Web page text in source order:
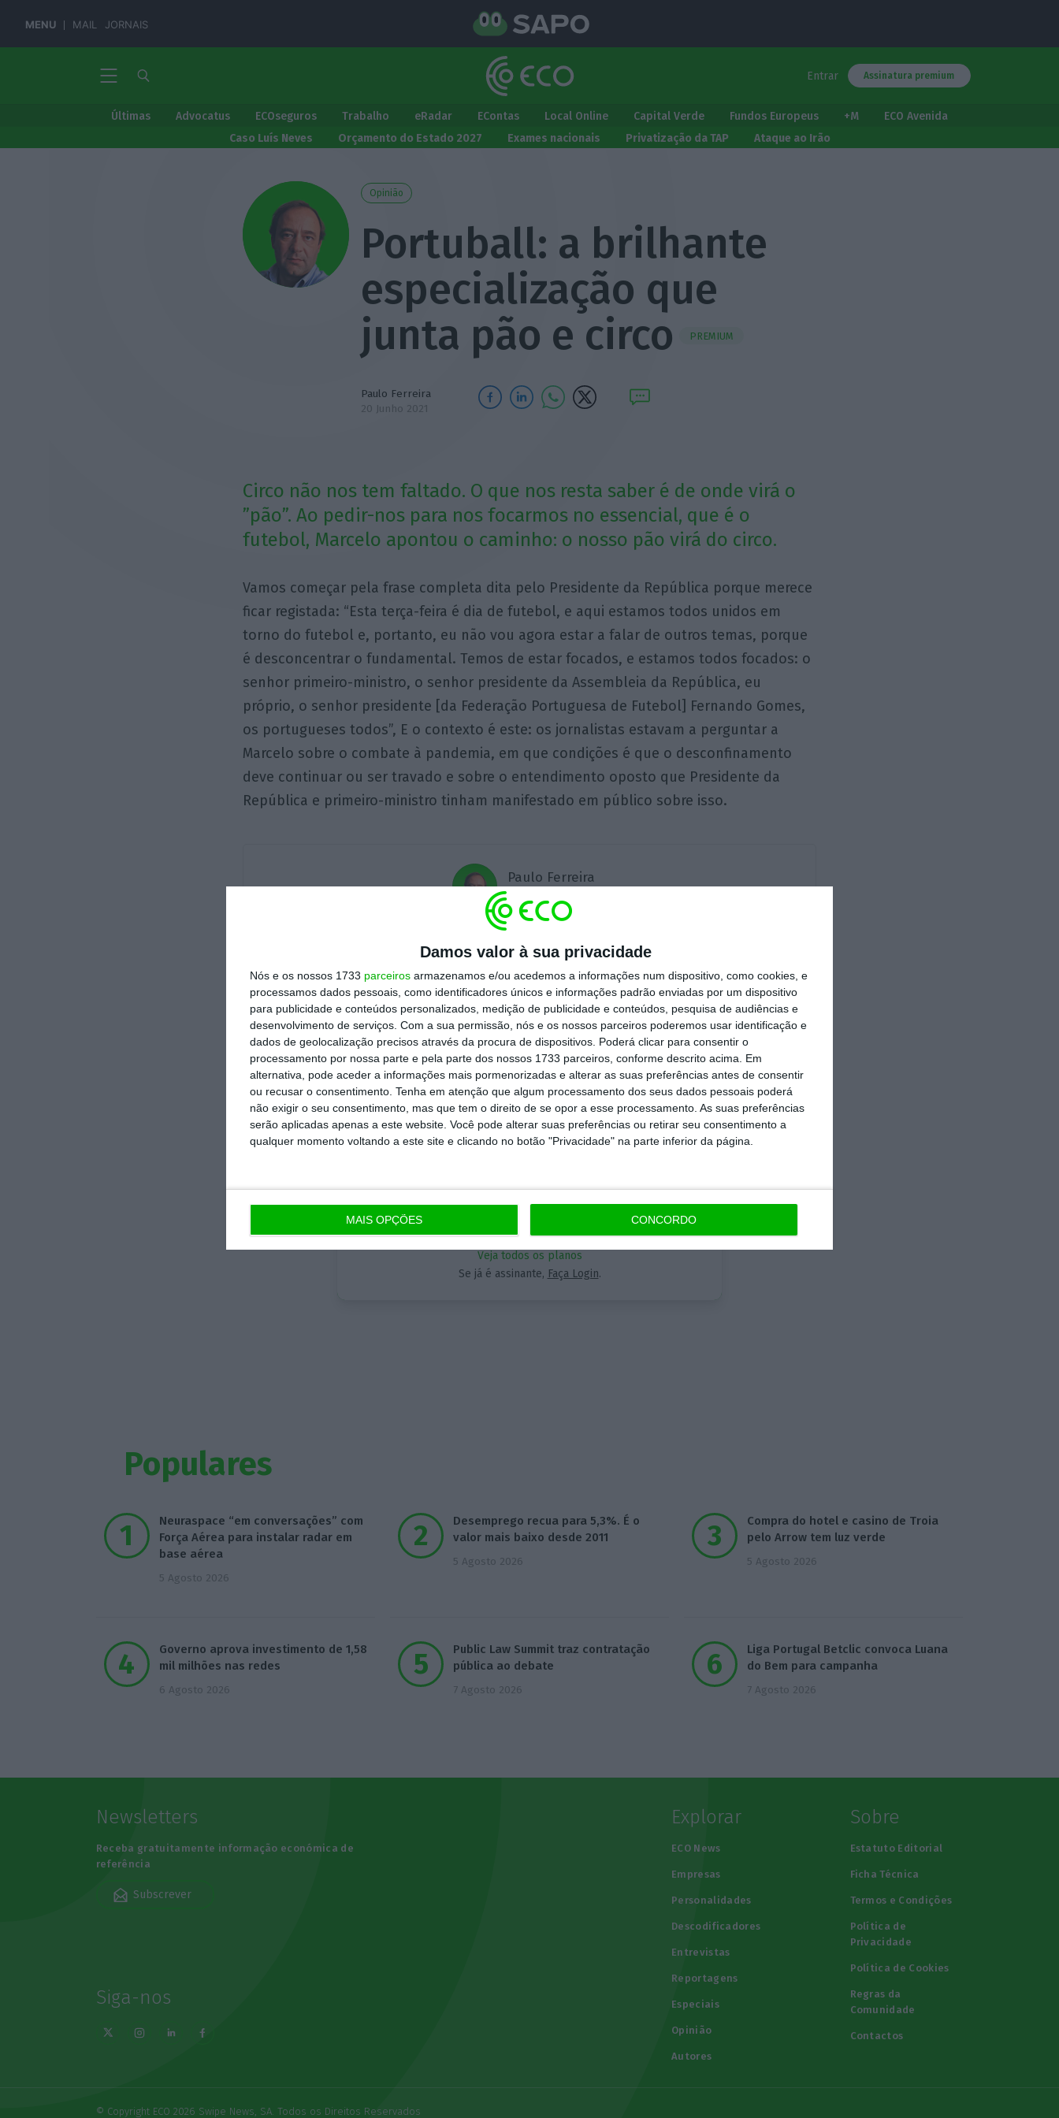
Damos valor à sua privacidade
Nós e os nossos 1733 parceiros armazenamos e/ou acedemos a informações num dispositivo, como cookies, e
processamos dados pessoais, como identificadores únicos e informações padrão enviadas por um dispositivo
para publicidade e conteúdos personalizados, medição de publicidade e conteúdos, pesquisa de audiências e
desenvolvimento de serviços. Com a sua permissão, nós e os nossos parceiros poderemos usar identificação e
dados de geolocalização precisos através da procura de dispositivos. Poderá clicar para consentir o
processamento por nossa parte e pela parte dos nossos 1733 parceiros, conforme descrito acima. Em
alternativa, pode aceder a informações mais pormenorizadas e alterar as suas preferências antes de consentir
ou recusar o consentimento. Tenha em atenção que algum processamento dos seus dados pessoais poderá
não exigir o seu consentimento, mas que tem o direito de se opor a esse processamento. As suas preferências
serão aplicadas apenas a este website. Você pode alterar suas preferências ou retirar seu consentimento a
qualquer momento voltando a este site e clicando no botão "Privacidade" na parte inferior da página.
MAIS OPÇÕES CONCORDO
MENU MAIL JORNAIS
Entrar Assinatura premium
Últimas Advocatus ECOseguros Trabalho eRadar EContas Local Online Capital Verde Fundos Europeus +M
ECO Avenida
Caso Luís Neves
Orçamento do Estado 2027 Exames nacionais Privatização da TAP Ataque ao Irão
Opinião
Portuball: a brilhante
especialização que
junta pão e circo
PREMIUM
Paulo Ferreira
20 Junho 2021
Circo não nos tem faltado. O que nos resta saber é de onde virá o
”pão”. Ao pedir-nos para nos focarmos no essencial, que é o
futebol, Marcelo apontou o caminho: o nosso pão virá do circo.
Vamos começar pela frase completa dita pelo Presidente da República porque merece
ficar registada: “Esta terça-feira é dia de futebol, e aqui estamos todos unidos em
torno do futebol e, portanto, eu não vou agora estar a falar de outros temas, porque
é desconcentrar o fundamental. Temos de estar focados, e estamos todos focados: o
senhor primeiro-ministro, o senhor presidente da Assembleia da República, eu
próprio, o senhor presidente [da Federação Portuguesa de Futebol] Fernando Gomes,
os portugueses todos”, E o contexto é este: os jornalistas estavam a perguntar a
Marcelo sobre o combate à pandemia, em que condições é que o desconfinamento
deve continuar ou ser travado e sobre o entendimento oposto que Presidente da
República e primeiro-ministro tinham manifestado em público sobre isso.
Assine para ler este artigo
Aceda às notícias premium do ECO. Torne-se assinante.
A partir de 5€
Veja todos os planos
Se já é assinante, Faça Login.
Paulo Ferreira
Assine o ECO Premium
No momento em que a informação é mais importante do
que nunca, apoie o jornalismo independente e rigoroso.
especiais que mostram o outro lado da história.
Esta assinatura é uma forma de apoiar o ECO e os seus
jornalistas. A nossa contrapartida é o jornalismo
Populares
Neuraspace “em conversações” com
Força Aérea para instalar radar em
base aérea
5 Agosto 2026
Desemprego recua para 5,3%. É o
valor mais baixo desde 2011
5 Agosto 2026
Compra do hotel e casino de Troia
pelo Arrow tem luz verde
5 Agosto 2026
Governo aprova investimento de 1,58
mil milhões nas redes
6 Agosto 2026
Public Law Summit traz contratação
pública ao debate
7 Agosto 2026
Liga Portugal Betclic convoca Luana
do Bem para campanha
7 Agosto 2026
Newsletters
Receba gratuitamente informação económica de
referência
Subscrever
Siga-nos
Explorar
ECO News
Empresas
Personalidades
Descodificadores
Entrevistas
Reportagens
Especiais
Opinião
Autores
Sobre
Estatuto Editorial
Ficha Técnica
Termos e Condições
Política de
Privacidade
Política de Cookies
Regras da
Comunidade
Contactos
© Copyright ECO 2026 Swipe News, SA. Todos os Direitos Reservados